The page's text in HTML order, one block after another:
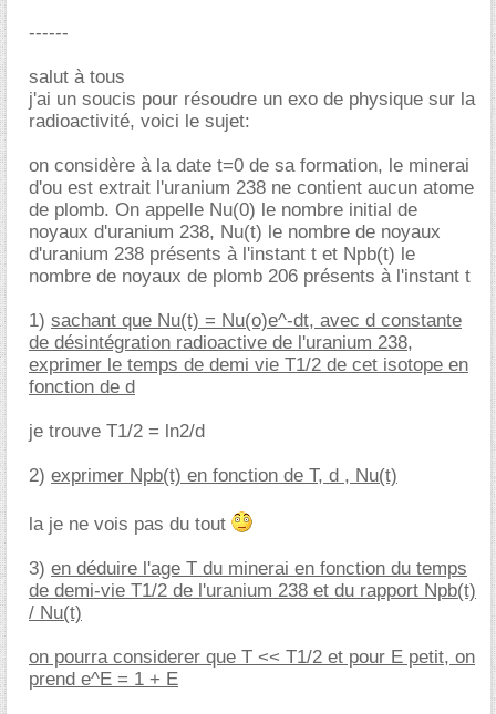
------
salut à tous
j'ai un soucis pour résoudre un exo de physique sur la
radioactivité, voici le sujet:
on considère à la date t=0 de sa formation, le minerai
d'ou est extrait l'uranium 238 ne contient aucun atome
de plomb. On appelle Nu(0) le nombre initial de
noyaux d'uranium 238, Nu(t) le nombre de noyaux
d'uranium 238 présents à l'instant t et Npb(t) le
nombre de noyaux de plomb 206 présents à l'instant t
1) sachant que Nu(t) = Nu(o)e^-dt, avec d constante
de désintégration radioactive de l'uranium 238,
exprimer le temps de demi vie T1/2 de cet isotope en
fonction de d
je trouve T1/2 = ln2/d
2) exprimer Npb(t) en fonction de T, d , Nu(t)
la je ne vois pas du tout
3) en déduire l'age T du minerai en fonction du temps
de demi-vie T1/2 de l'uranium 238 et du rapport Npb(t)
/ Nu(t)
on pourra considerer que T << T1/2 et pour E petit, on
prend e^E = 1 + E